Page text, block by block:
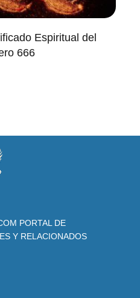
Espiritual del
666
PORTAL DE
Y RELACIONADOS